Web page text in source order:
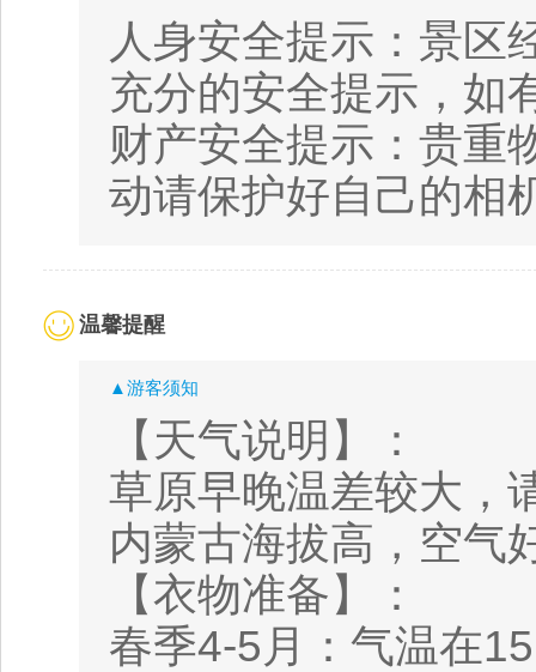
人身安全提示：景区
充分的安全提示，如
财产安全提示：贵重
动请保护好自己的相
温馨提醒
▲游客须知
【天气说明】：
草原早晚温差较大，
内蒙古海拔高，空气
【衣物准备】：
春季4-5月：气温在